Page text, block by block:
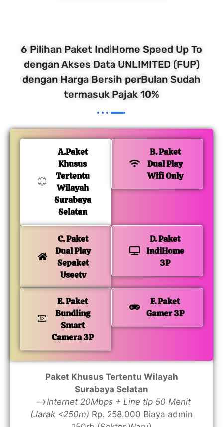
6 Pilihan Paket IndiHome Speed Up To
dengan Akses Data UNLIMITED (FUP)
dengan Harga Bersih perBulan Sudah
termasuk Pajak 10%
A.Paket
Khusus
Tertentu
Wilayah
Surabaya
Selatan
B. Paket
Dual Play
Wifi Only
C. Paket
Dual Play
Sepaket
Useetv
D. Paket
IndiHome
3P
E. Paket
Bundling
Smart
Camera 3P
F. Paket
Gamer 3P
Paket Khusus Tertentu Wilayah
Surabaya Selatan
—>Internet 20Mbps + Line tlp 50 Menit
(Jarak <250m) Rp. 258.000 Biaya admin